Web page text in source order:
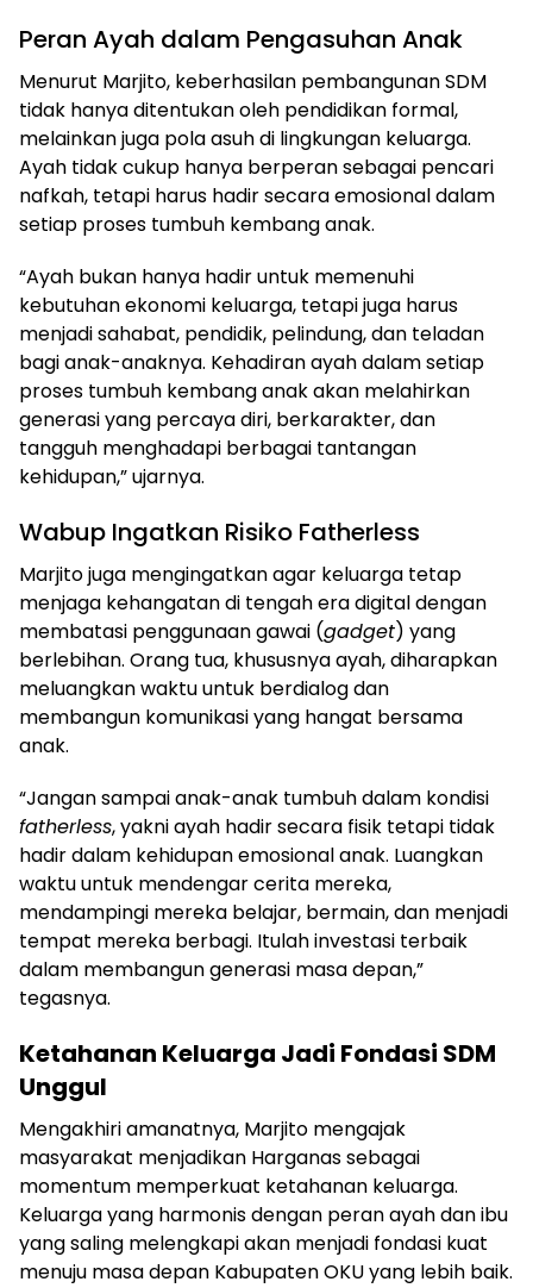
Peran Ayah dalam Pengasuhan Anak
Menurut Marjito, keberhasilan pembangunan SDM
tidak hanya ditentukan oleh pendidikan formal,
melainkan juga pola asuh di lingkungan keluarga.
Ayah tidak cukup hanya berperan sebagai pencari
nafkah, tetapi harus hadir secara emosional dalam
setiap proses tumbuh kembang anak.
“Ayah bukan hanya hadir untuk memenuhi
kebutuhan ekonomi keluarga, tetapi juga harus
menjadi sahabat, pendidik, pelindung, dan teladan
bagi anak-anaknya. Kehadiran ayah dalam setiap
proses tumbuh kembang anak akan melahirkan
generasi yang percaya diri, berkarakter, dan
tangguh menghadapi berbagai tantangan
kehidupan,” ujarnya.
Wabup Ingatkan Risiko Fatherless
Marjito juga mengingatkan agar keluarga tetap
menjaga kehangatan di tengah era digital dengan
membatasi penggunaan gawai (gadget) yang
berlebihan. Orang tua, khususnya ayah, diharapkan
meluangkan waktu untuk berdialog dan
membangun komunikasi yang hangat bersama
anak.
“Jangan sampai anak-anak tumbuh dalam kondisi
fatherless, yakni ayah hadir secara fisik tetapi tidak
hadir dalam kehidupan emosional anak. Luangkan
waktu untuk mendengar cerita mereka,
mendampingi mereka belajar, bermain, dan menjadi
tempat mereka berbagi. Itulah investasi terbaik
dalam membangun generasi masa depan,”
tegasnya.
Ketahanan Keluarga Jadi Fondasi SDM
Unggul
Mengakhiri amanatnya, Marjito mengajak
masyarakat menjadikan Harganas sebagai
momentum memperkuat ketahanan keluarga.
Keluarga yang harmonis dengan peran ayah dan ibu
yang saling melengkapi akan menjadi fondasi kuat
menuju masa depan Kabupaten OKU yang lebih baik.